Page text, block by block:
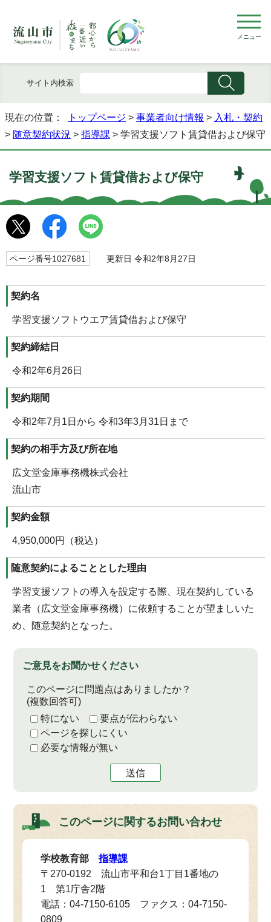
メニュー
サイト内検索
現在の位置： トップページ > 事業者向け情報 > 入札・契約
> 随意契約状況 > 指導課 > 学習支援ソフト賃貸借および保守
学習支援ソフト賃貸借および保守
ページ番号1027681 更新日 令和2年8月27日
契約名
学習支援ソフトウエア賃貸借および保守
契約締結日
令和2年6月26日
契約期間
令和2年7月1日から 令和3年3月31日まで
契約の相手方及び所在地
広文堂金庫事務機株式会社
流山市
契約金額
4,950,000円（税込）
随意契約によることとした理由
学習支援ソフトの導入を設定する際、現在契約している
業者（広文堂金庫事務機）に依頼することが望ましいた
め、随意契約となった。
ご意見をお聞かせください
このページに問題点はありましたか？
(複数回答可)
特にない
要点が伝わらない
ページを探しにくい
必要な情報が無い
送信
このページに関するお問い合わせ
学校教育部指導課
〒270-0192 流山市平和台1丁目1番地の
1 第1庁舎2階
電話：04-7150-6105 ファクス：04-7150-
0809